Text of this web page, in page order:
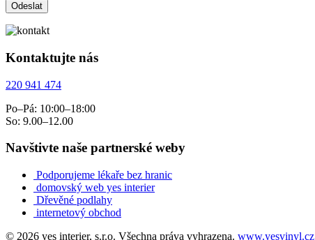
Kontaktujte nás
220 941 474
Po–Pá: 10:00–18:00
So: 9.00–12.00
Navštivte naše partnerské weby
Podporujeme lékaře bez hranic
domovský web yes interier
Dřevěné podlahy
internetový obchod
© 2026 yes interier, s.r.o. Všechna práva vyhrazena. www.yesvinyl.cz